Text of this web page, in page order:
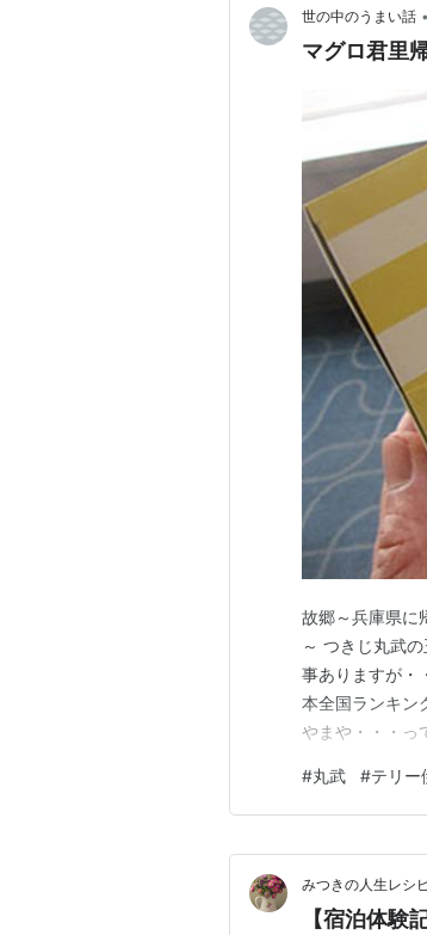
世の中のうまい話 •
マグロ君里
故郷～兵庫県に
～ つきじ丸武
事ありますが・
本全国ランキン
やまや・・・っ
～～ふつう～～
・・・・で、伊
#丸武 #テリー
みつきの人生レシ
【宿泊体験